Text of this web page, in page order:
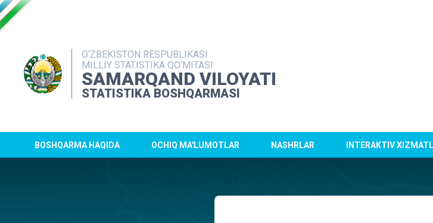
O‘ZBEKISTON RESPUBLIKASI
MILLIY STATISTIKA QO‘MITASI
SAMARQAND VILOYATI
STATISTIKA BOSHQARMASI
BOSHQARMA HAQIDA OCHIQ MA'LUMOTLAR NASHRLAR INTERAKTIV